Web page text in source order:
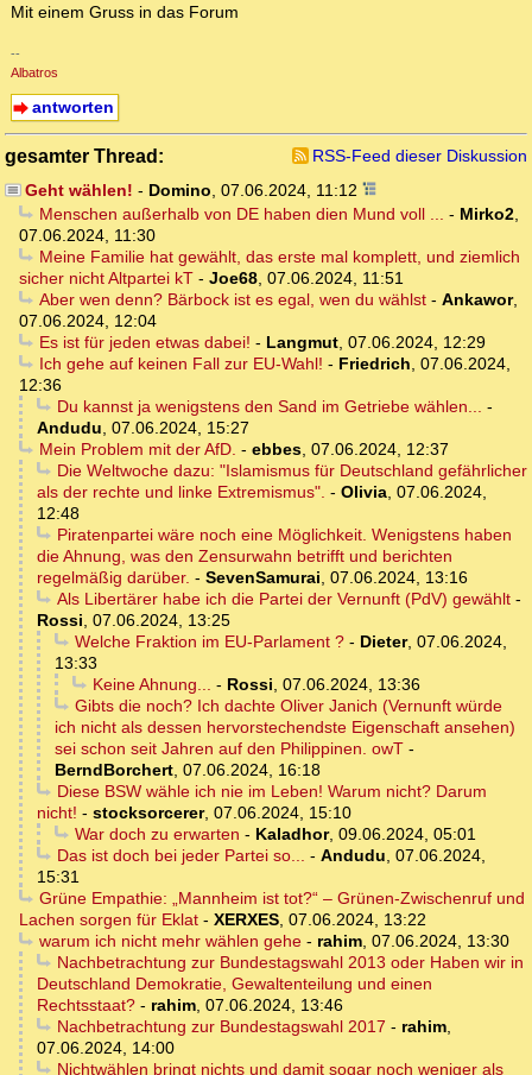
Mit einem Gruss in das Forum
--
Albatros
antworten
gesamter Thread:
RSS-Feed dieser Diskussion
Geht wählen! - Domino, 07.06.2024, 11:12
Menschen außerhalb von DE haben dien Mund voll ... - Mirko2,
07.06.2024, 11:30
Meine Familie hat gewählt, das erste mal komplett, und ziemlich
sicher nicht Altpartei kT - Joe68, 07.06.2024, 11:51
Aber wen denn? Bärbock ist es egal, wen du wählst- Ankawor,
07.06.2024, 12:04
Es ist für jeden etwas dabei! - Langmut, 07.06.2024, 12:29
Ich gehe auf keinen Fall zur EU-Wahl! - Friedrich, 07.06.2024,
12:36
Du kannst ja wenigstens den Sand im Getriebe wählen... -
Andudu, 07.06.2024, 15:27
Mein Problem mit der AfD. - ebbes, 07.06.2024, 12:37
Die Weltwoche dazu: "Islamismus für Deutschland gefährlicher
als der rechte und linke Extremismus". - Olivia, 07.06.2024,
12:48
Piratenpartei wäre noch eine Möglichkeit. Wenigstens haben
die Ahnung, was den Zensurwahn betrifft und berichten
regelmäßig darüber. - SevenSamurai, 07.06.2024, 13:16
Als Libertärer habe ich die Partei der Vernunft (PdV) gewählt-
Rossi, 07.06.2024, 13:25
Welche Fraktion im EU-Parlament ?- Dieter, 07.06.2024,
13:33
Keine Ahnung... - Rossi, 07.06.2024, 13:36
Gibts die noch? Ich dachte Oliver Janich (Vernunft würde
ich nicht als dessen hervorstechendste Eigenschaft ansehen)
sei schon seit Jahren auf den Philippinen. owT -
BerndBorchert, 07.06.2024, 16:18
Diese BSW wähle ich nie im Leben! Warum nicht? Darum
nicht! - stocksorcerer, 07.06.2024, 15:10
War doch zu erwarten - Kaladhor, 09.06.2024, 05:01
Das ist doch bei jeder Partei so... - Andudu, 07.06.2024,
15:31
Grüne Empathie: „Mannheim ist tot?“ – Grünen-Zwischenruf und
Lachen sorgen für Eklat - XERXES, 07.06.2024, 13:22
warum ich nicht mehr wählen gehe- rahim, 07.06.2024, 13:30
Nachbetrachtung zur Bundestagswahl 2013 oder Haben wir in
Deutschland Demokratie, Gewaltenteilung und einen
Rechtsstaat? - rahim, 07.06.2024, 13:46
Nachbetrachtung zur Bundestagswahl 2017 - rahim,
07.06.2024, 14:00
Nichtwählen bringt nichts und damit sogar noch weniger als